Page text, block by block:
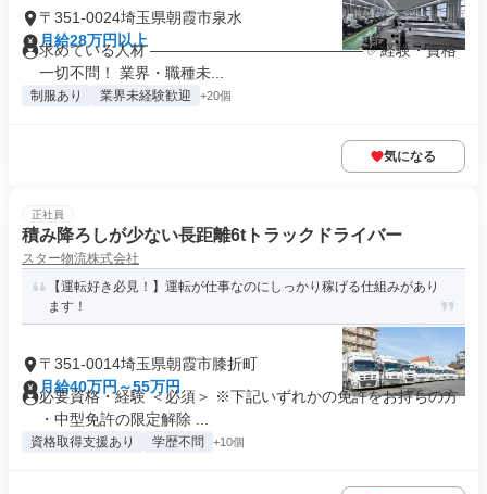
〒351-0024埼玉県朝霞市泉水
月給28万円以上
求めている人材 ―――――――――――――― ✅経験・資格
一切不問！ 業界・職種未...
制服あり 業界未経験歓迎 +20個
気になる
正社員
積み降ろしが少ない長距離6tトラックドライバー
スター物流株式会社
【運転好き必見！】運転が仕事なのにしっかり稼げる仕組みがあり
ます！
〒351-0014埼玉県朝霞市膝折町
月給40万円～55万円
必要資格・経験 ＜必須＞ ※下記いずれかの免許をお持ちの方
・中型免許の限定解除 ...
資格取得支援あり 学歴不問 +10個